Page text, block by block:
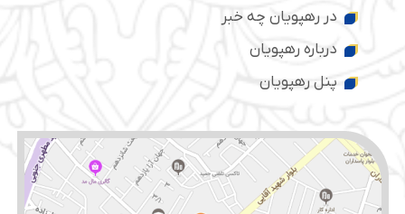
در رهپویان چه خبر
درباره رهپویان
پنل رهپویان